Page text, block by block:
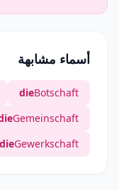
أسماء مشابهة
dieBotschaft
Gemeinschaft
dieGewerkschaft